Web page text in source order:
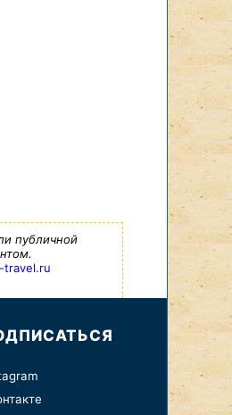
публичной
travel.ru